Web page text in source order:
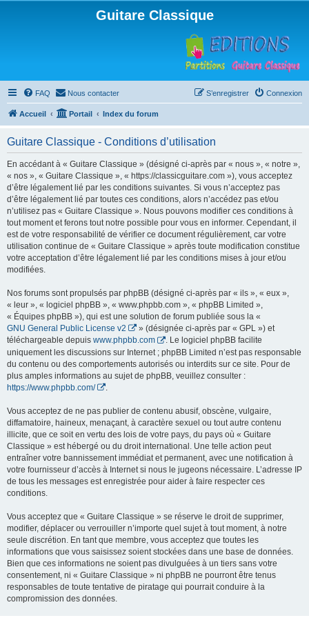
Guitare Classique
FAQ Nous contacter Connexion
S’enregistrer
Accueil Portail Index du forum
Guitare Classique - Conditions d’utilisation
En accédant à « Guitare Classique » (désigné ci-après par « nous », « notre »,
« nos », « Guitare Classique », « https://classicguitare.com »), vous acceptez
d’être légalement lié par les conditions suivantes. Si vous n’acceptez pas
d’être légalement lié par toutes ces conditions, alors n’accédez pas et/ou
n’utilisez pas « Guitare Classique ». Nous pouvons modifier ces conditions à
tout moment et ferons tout notre possible pour vous en informer. Cependant, il
est de votre responsabilité de vérifier ce document régulièrement, car votre
utilisation continue de « Guitare Classique » après toute modification constitue
votre acceptation d’être légalement lié par les conditions mises à jour et/ou
modifiées.
Nos forums sont propulsés par phpBB (désigné ci-après par « ils », « eux »,
« leur », « logiciel phpBB », « www.phpbb.com », « phpBB Limited »,
« Équipes phpBB »), qui est une solution de forum publiée sous la «
GNU General Public License v2
» (désignée ci-après par « GPL ») et
téléchargeable depuis www.phpbb.com
. Le logiciel phpBB facilite
uniquement les discussions sur Internet ; phpBB Limited n’est pas responsable
du contenu ou des comportements autorisés ou interdits sur ce site. Pour de
plus amples informations au sujet de phpBB, veuillez consulter :
https://www.phpbb.com/
Vous acceptez de ne pas publier de contenu abusif, obscène, vulgaire,
diffamatoire, haineux, menaçant, à caractère sexuel ou tout autre contenu
illicite, que ce soit en vertu des lois de votre pays, du pays où « Guitare
Classique » est hébergé ou du droit international. Une telle action peut
entraîner votre bannissement immédiat et permanent, avec une notification à
votre fournisseur d’accès à Internet si nous le jugeons nécessaire. L’adresse IP
de tous les messages est enregistrée pour aider à faire respecter ces
conditions.
Vous acceptez que « Guitare Classique » se réserve le droit de supprimer,
modifier, déplacer ou verrouiller n’importe quel sujet à tout moment, à notre
seule discrétion. En tant que membre, vous acceptez que toutes les
informations que vous saisissez soient stockées dans une base de données.
Bien que ces informations ne soient pas divulguées à un tiers sans votre
consentement, ni « Guitare Classique » ni phpBB ne pourront être tenus
responsables de toute tentative de piratage qui pourrait conduire à la
compromission des données.